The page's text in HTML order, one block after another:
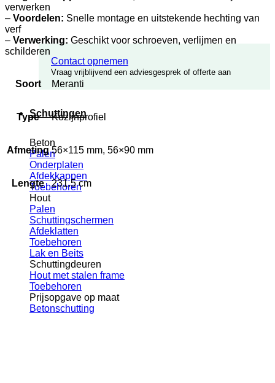
Contact opnemen
Vraag vrijblijvend een adviesgesprek of offerte aan
Schuttingen
Beton
Palen
Onderplaten
Afdekkappen
Toebehoren
Hout
Palen
Schuttingschermen
Afdeklatten
Toebehoren
Lak en Beits
Schuttingdeuren
Hout met stalen frame
Toebehoren
Prijsopgave op maat
Betonschutting
verwerken
– Voordelen: Snelle montage en uitstekende hechting van
verf
– Verwerking: Geschikt voor schroeven, verlijmen en
schilderen
Soort Meranti
Type Kozijnprofiel
Afmeting 56×115 mm, 56×90 mm
Lengte 231.5 cm